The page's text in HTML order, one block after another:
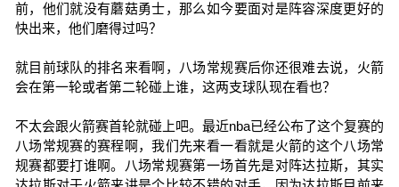
前，他们就没有蘑菇勇士，那么如今要面对是阵容深度更好的
快出来，他们磨得过吗？
就目前球队的排名来看啊，八场常规赛后你还很难去说，火箭
会在第一轮或者第二轮碰上谁，这两支球队现在看也？
不太会跟火箭赛首轮就碰上吧。最近nba已经公布了这个复赛的
八场常规赛的赛程啊，我们先来看一看就是火箭的这个八场常
规赛都要打谁啊。八场常规赛第一场首先是对阵达拉斯，其实